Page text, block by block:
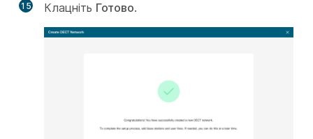
15 Клацніть Готово.